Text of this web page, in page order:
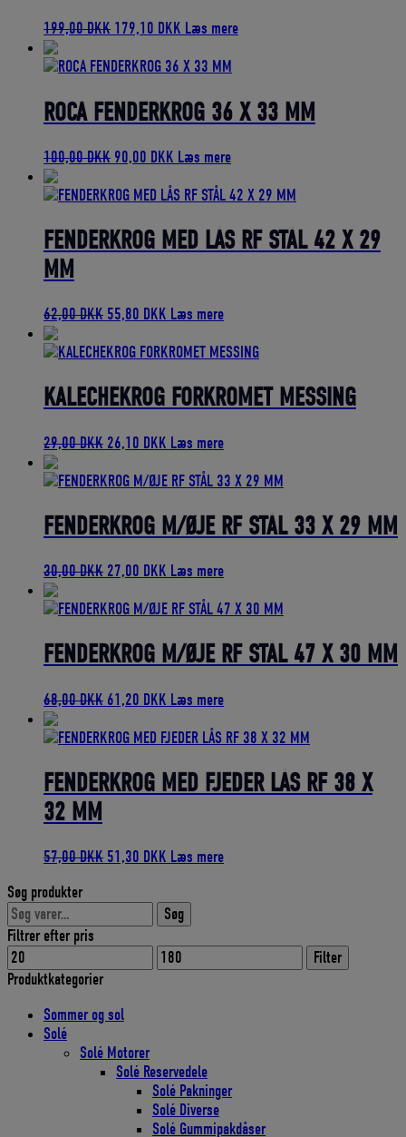
199,00DKK Den
pris
199,00 DKK.
179,10 DKK Den
pris
179,10 DKK.
Læs mere
ROCA FENDERKROG 36 X 33 MM
100,00DKK Den
pris
100,00 DKK.
90,00 DKK Den
pris
90,00 DKK.
Læs mere
FENDERKROG MED LÅS RF STÅL 42 X 29
MM
62,00DKK Den
pris
62,00 DKK.
55,80 DKK Den
pris
55,80 DKK.
Læs mere
KALECHEKROG FORKROMET MESSING
29,00DKK Den
pris
29,00 DKK.
26,10 DKK Den
pris
26,10 DKK.
Læs mere
FENDERKROG M/ØJE RF STÅL 33 X 29 MM
30,00DKK Den
pris
30,00 DKK.
27,00 DKK Den
pris
27,00 DKK.
Læs mere
FENDERKROG M/ØJE RF STÅL 47 X 30 MM
68,00DKK Den
pris
68,00 DKK.
61,20 DKK Den
pris
61,20 DKK.
Læs mere
FENDERKROG MED FJEDER LÅS RF 38 X
32 MM
57,00DKK Den
57,00 DKK.
51,30 DKK Den
er:
51,30 DKK.
Læs mere
Søg produkter
Søg
efter:
Søg
Filtrer efter pris
Mindste
pris
Højeste
pris
Filter
Produktkategorier
Sommer og sol
Solé
Solé Motorer
Solé Reservedele
Solé Pakninger
Solé Diverse
Solé Gummipakdåser